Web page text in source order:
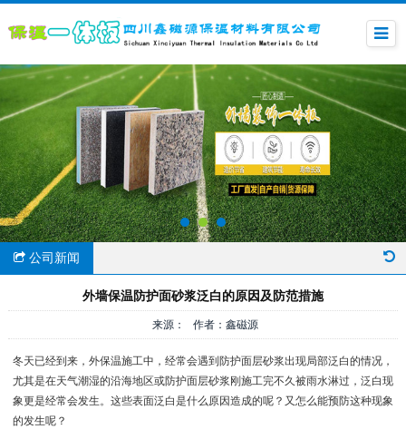
公司新闻
外墙保温防护面砂浆泛白的原因及防范措施
来源： 作者：鑫磁源
冬天已经到来，外保温施工中，经常会遇到防护面层砂浆出现局部泛白的情况，
尤其是在天气潮湿的沿海地区或防护面层砂浆刚施工完不久被雨水淋过，泛白现
象更是经常会发生。这些表面泛白是什么原因造成的呢？又怎么能预防这种现象
的发生呢？